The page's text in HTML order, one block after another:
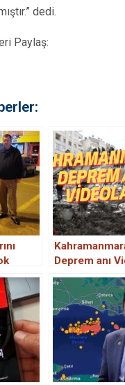
dedi.
Paylaş:
bu
Deprem anı
– Deprem